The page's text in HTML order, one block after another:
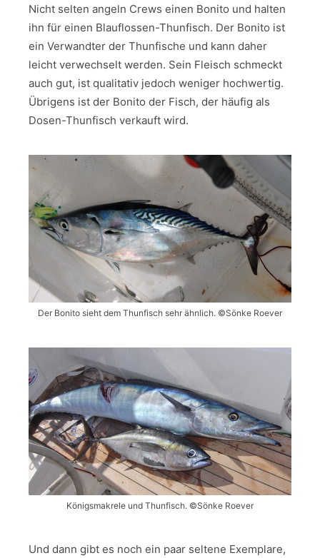
Nicht selten angeln Crews einen Bonito und halten
ihn für einen Blauflossen-Thunfisch. Der Bonito ist
ein Verwandter der Thunfische und kann daher
leicht verwechselt werden. Sein Fleisch schmeckt
auch gut, ist qualitativ jedoch weniger hochwertig.
Übrigens ist der Bonito der Fisch, der häufig als
Dosen-Thunfisch verkauft wird.
Der Bonito sieht dem Thunfisch sehr ähnlich. ©Sönke Roever
Königsmakrele und Thunfisch. ©Sönke Roever
Und dann gibt es noch ein paar seltene Exemplare,